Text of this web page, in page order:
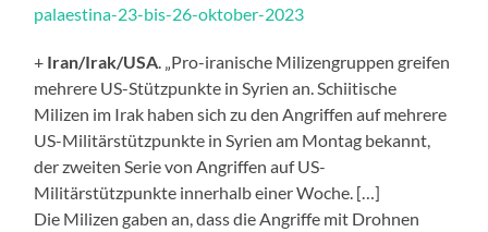
palaestina-23-bis-26-oktober-2023
+ Iran/Irak/USA . „Pro-iranische Milizengruppen greifen
mehrere US-Stützpunkte in Syrien an. Schiitische
Milizen im Irak haben sich zu den Angriffen auf mehrere
US-Militärstützpunkte in Syrien am Montag bekannt,
der zweiten Serie von Angriffen auf US-
Militärstützpunkte innerhalb einer Woche. […]
Die Milizen gaben an, dass die Angriffe mit Drohnen